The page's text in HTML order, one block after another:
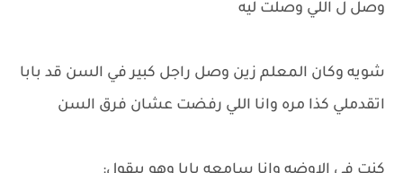
وصل ل اللي وصلت ليه
شويه وكان المعلم زين وصل راجل كبير في السن قد بابا
اتقدملي كذا مره وانا اللي رفضت عشان فرق السن